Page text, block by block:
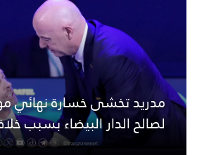
لصالح الدار البيضاء بسبب